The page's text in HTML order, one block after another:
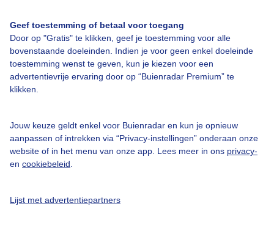
Geef toestemming of betaal voor toegang
Door op "Gratis" te klikken, geef je toestemming voor alle
bovenstaande doeleinden. Indien je voor geen enkel doeleinde
toestemming wenst te geven, kun je kiezen voor een
advertentievrije ervaring door op “Buienradar Premium” te
klikken.
Jouw keuze geldt enkel voor Buienradar en kun je opnieuw
aanpassen of intrekken via “Privacy-instellingen” onderaan onze
website of in het menu van onze app. Lees meer in ons privacy-
en cookiebeleid
Lijst met advertentiepartners
Contact
Toegankelijkheid
Gebruikersvoorwaarden
Adverteren
Privacy beleid
Cookie beleid
Privacy instellingen